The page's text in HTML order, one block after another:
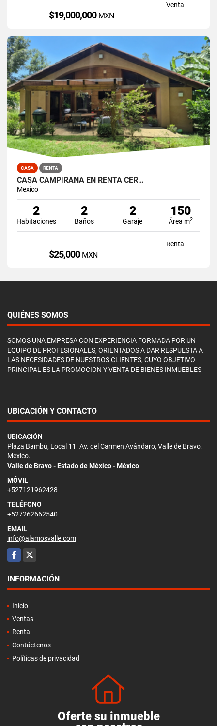
Venta
$19,000,000 MXN
CASA RENTA
CASA CAMPIRANA EN RENTA CER…
Mexico
2
Habitaciones
2
Baños
2
Garaje
150
Área m2
Renta
$25,000 MXN
QUIÉNES SOMOS
SOMOS UNA EMPRESA CON EXPERIENCIA FORMADA POR UN
EQUIPO DE PROFESIONALES, ORIENTADOS A DAR RESPUESTA A
LAS NECESIDADES DE NUESTROS CLIENTES, CUYO OBJETIVO
PRINCIPAL ES LA PROMOCION Y VENTA DE BIENES INMUEBLES
UBICACIÓN Y CONTACTO
UBICACIÓN
Plaza Bambú, Local 11. Av. del Carmen Avándaro, Valle de Bravo,
México.
Valle de Bravo - Estado de México - México
MÓVIL
+527121962428
TELÉFONO
+527262662540
EMAIL
info@alamosvalle.com
Facebook
X
INFORMACIÓN
Inicio
Ventas
Renta
Contáctenos
Políticas de privacidad
Oferte su inmueble